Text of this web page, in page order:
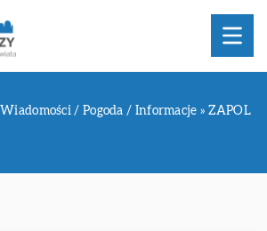
Wiadomości / Pogoda / Informacje » ZAPOL